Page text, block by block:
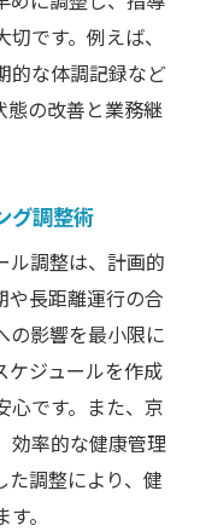
です。例えば、
的な体調記録など
態の改善と業務継
グ調整術
ル調整は、計画的
や長距離運行の合
の影響を最小限に
ケジュールを作成
心です。また、京
効率的な健康管理
た調整により、健
。